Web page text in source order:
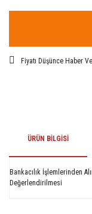
Fiyatı Düşünce Haber
ÜRÜN BILGISI
Bankacılık İşlemlerinden
Değerlendirilmesi